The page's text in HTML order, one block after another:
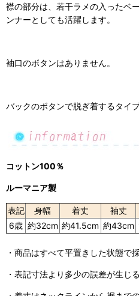
襟の部分は、若干ラメの入ったベ
ンナーとしても活躍します。
袖口のボタンはありません。
バックのボタンで脱ぎ着するタイプ
コットン100％
ルーマニア製
表記 身幅 着丈 袖丈
6歳 約32cm 約41.5cm 約43cm
・商品はすべて平置きした状態で
・表記寸法より多少の誤差が生じ